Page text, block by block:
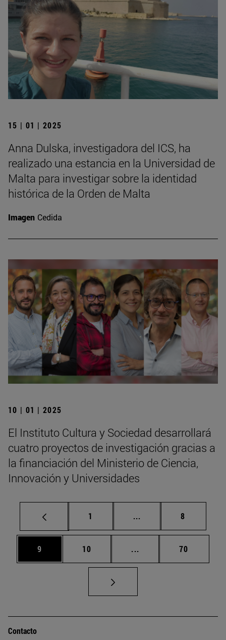
15 | 01 | 2025
Anna Dulska, investigadora del ICS, ha
realizado una estancia en la Universidad de
Malta para investigar sobre la identidad
histórica de la Orden de Malta
Imagen Cedida
10 | 01 | 2025
El Instituto Cultura y Sociedad desarrollará
cuatro proyectos de investigación gracias a
la financiación del Ministerio de Ciencia,
Innovación y Universidades
Página
1 ... Páginas intermedias
Página
8
Página
9 Página
10 ... Páginas intermedias
Página
70
Contacto